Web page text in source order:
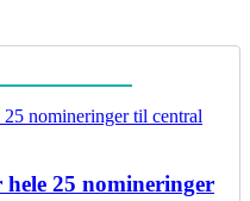
25 nomineringer